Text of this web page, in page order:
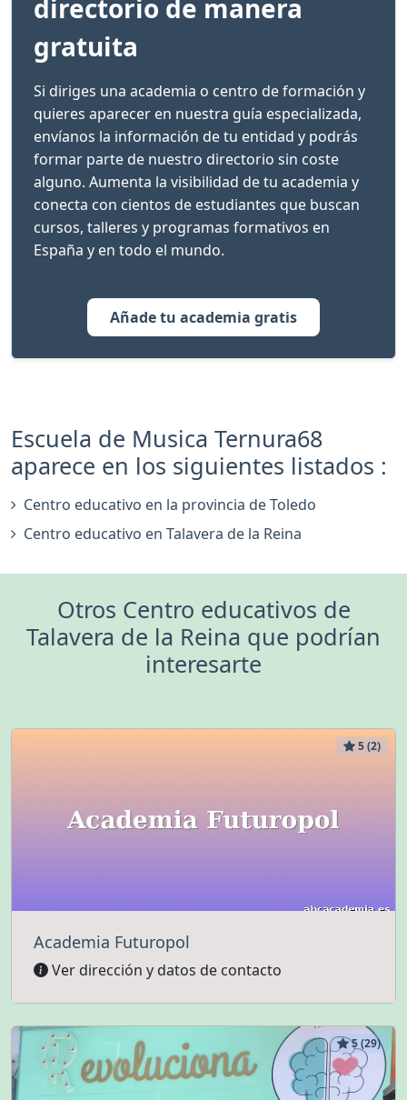
directorio de manera
gratuita
Si diriges una academia o centro de formación y
quieres aparecer en nuestra guía especializada,
envíanos la información de tu entidad y podrás
formar parte de nuestro directorio sin coste
alguno. Aumenta la visibilidad de tu academia y
conecta con cientos de estudiantes que buscan
cursos, talleres y programas formativos en
España y en todo el mundo.
Añade tu academia gratis
Escuela de Musica Ternura68
aparece en los siguientes listados :
Centro educativo en la provincia de Toledo
Centro educativo en Talavera de la Reina
Otros Centro educativos de
Talavera de la Reina que podrían
interesarte
5 (2)
Academia Futuropol
Ver dirección y datos de contacto
5 (29)